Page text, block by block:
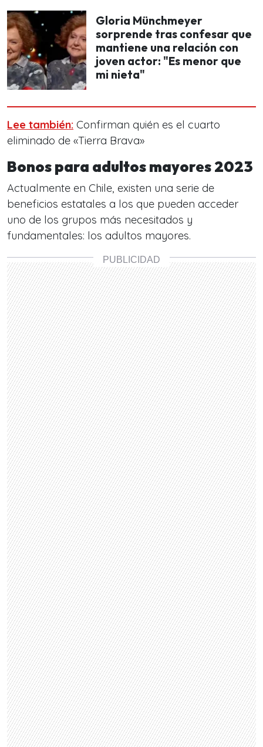
Gloria Münchmeyer
sorprende tras confesar que
mantiene una relación con
joven actor: "Es menor que
mi nieta"
Lee también: Confirman quién es el cuarto
eliminado de «Tierra Brava»
Bonos para adultos mayores 2023
Actualmente en Chile, existen una serie de
beneficios estatales a los que pueden acceder
uno de los grupos más necesitados y
fundamentales: los adultos mayores.